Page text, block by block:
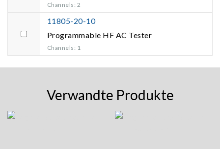
Channels: 2
11805-20-10
Programmable HF AC Tester
Channels: 1
Verwandte Produkte